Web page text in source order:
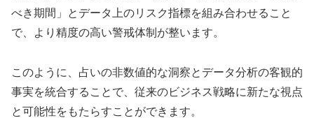
べき期間」とデータ上のリスク指標を組み合わせること
で、より精度の高い警戒体制が整います。
このように、占いの非数値的な洞察とデータ分析の客観的
事実を統合することで、従来のビジネス戦略に新たな視点
と可能性をもたらすことができます。